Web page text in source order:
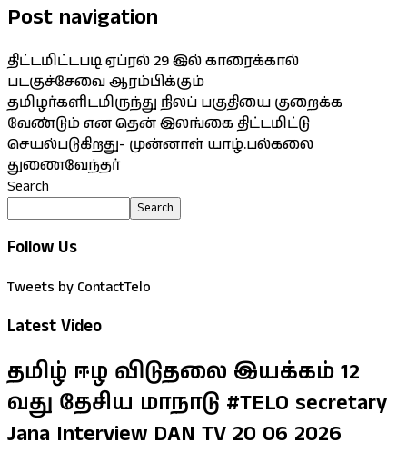
Post navigation
திட்டமிட்டபடி ஏப்ரல் 29 இல் காரைக்கால்
படகுச்சேவை ஆரம்பிக்கும்
தமிழர்களிடமிருந்து நிலப் பகுதியை குறைக்க
வேண்டும் என தென் இலங்கை திட்டமிட்டு
செயல்படுகிறது- முன்னாள் யாழ்.பல்கலை
துணைவேந்தர்
Search
Search
Follow Us
Tweets by ContactTelo
Latest Video
தமிழ் ஈழ விடுதலை இயக்கம் 12
வது தேசிய மாநாடு #TELO secretary
Jana Interview DAN TV 20 06 2026